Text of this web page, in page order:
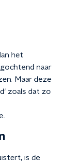
het
naar
Maar deze
zoals dat zo
is de